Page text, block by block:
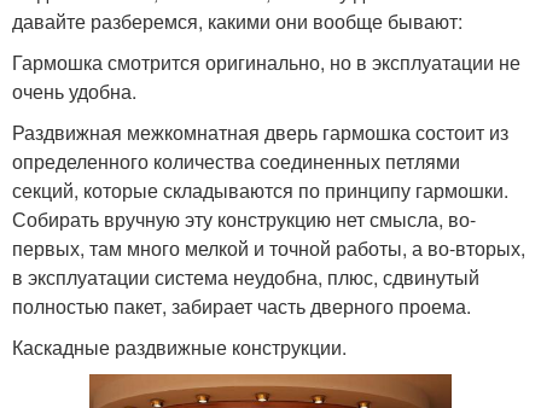
давайте разберемся, какими они вообще бывают:
Гармошка смотрится оригинально, но в эксплуатации не
очень удобна.
Раздвижная межкомнатная дверь гармошка состоит из
определенного количества соединенных петлями
секций, которые складываются по принципу гармошки.
Собирать вручную эту конструкцию нет смысла, во-
первых, там много мелкой и точной работы, а во-вторых,
в эксплуатации система неудобна, плюс, сдвинутый
полностью пакет, забирает часть дверного проема.
Каскадные раздвижные конструкции.